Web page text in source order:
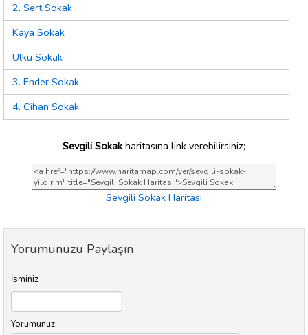
2. Sert Sokak
Kaya Sokak
Ülkü Sokak
3. Ender Sokak
4. Cihan Sokak
Sevgili Sokak haritasına link verebilirsiniz;
Sevgili Sokak Haritası
Yorumunuzu Paylaşın
İsminiz
Yorumunuz